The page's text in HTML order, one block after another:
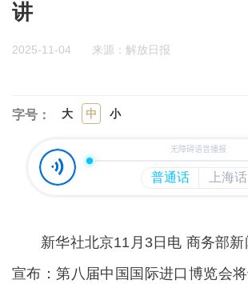
讲
2025-11-04 来源：解放日报
字号： 大 中 小
新华社北京11月3日电 商务部新
宣布：第八届中国国际进口博览会